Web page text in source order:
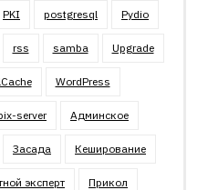
PKI postgresql Pydio
rss samba Upgrade
WordPress
server Админское
Засада Кеширование
эксперт Прикол